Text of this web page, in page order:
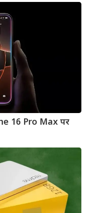
16 Pro Max पर